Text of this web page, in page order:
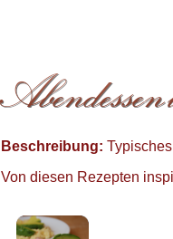
Beschreibung:
Von diesen Rezepten